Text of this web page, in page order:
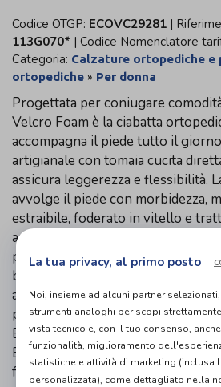
Codice OTGP: ECOVC29281 |
113G070* | Codice Nomenclatore
Categoria: Calzature ortopediche e
ortopediche » Per donna
Progettata per coniugare
Velcro Foam è la ciabatta
accompagna il piede tutto il
artigianale con tomaia cucita
assicura leggerezza e flessibilità.
avvolge il piede con morbidezza,
estraibile, foderato in vitello e
antibatterico, è lavabile e
personalizzati. Il fondo in PU è
biodegradabile, con esclusivo
aumenta l’impermeabilità. La
permette una regolazione
Baski/Naplak donano sostegno e
Ecosanit unisce comfort e tecnica
funzionali e dal look curato, ideali
La tua privacy, al primo posto
Noi, insieme ad alcuni partner
strumenti analoghi per scopi
vista tecnico e, con il tuo consenso,
funzionalità, miglioramento
statistiche e attività di marketing (inclusa
personalizzata), come dettagliato nella